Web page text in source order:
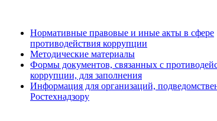
Нормативные правовые и иные акты в сфере
противодействия коррупции
Методические материалы
Формы документов, связанных с
коррупции, для заполнения
Информация для организаций,
Ростехнадзору